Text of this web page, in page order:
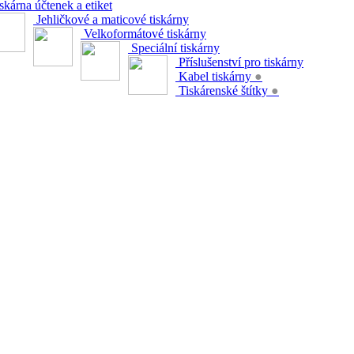
účtenek a etiket
Jehličkové a maticové tiskárny
Velkoformátové tiskárny
Speciální tiskárny
Příslušenství pro tiskárny
Kabel tiskárny ●
Tiskárenské štítky ●